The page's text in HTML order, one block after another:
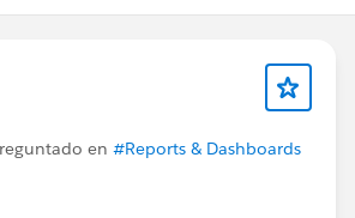
en #Reports & Dashboards